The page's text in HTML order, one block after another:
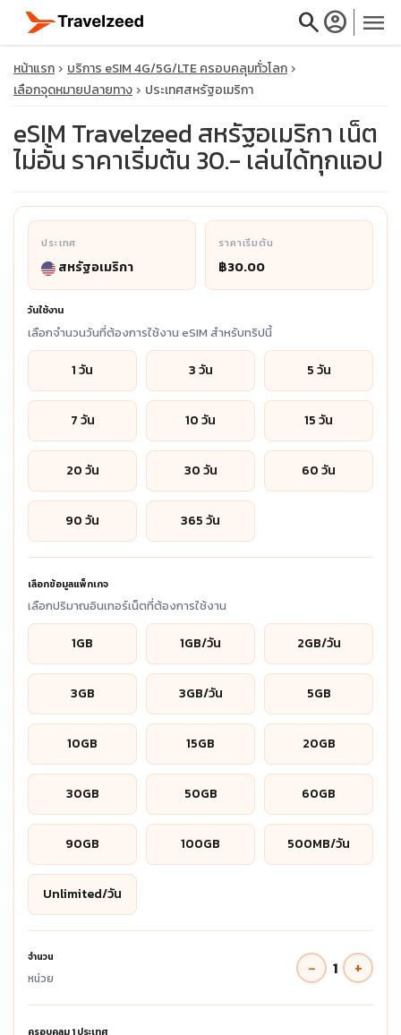
searchaccount_circle menu
close
travel_explore
calendar_month
หน้าแรก
บริการ eSIM 4G/5G/LTE ครอบคลุมทั่วโลก
เลือกจุดหมายปลายทาง
ประเทศสหรัฐอเมริกา
eSIM Travelzeed สหรัฐอเมริกา เน็ต
ไม่อั้น ราคาเริ่มต้น 30.- เล่นได้ทุกแอป
ประเทศ
สหรัฐอเมริกา
ราคาเริ่มต้น
฿30.00
วันใช้งาน
เลือกจำนวนวันที่ต้องการใช้งาน eSIM สำหรับทริปนี้
1 วัน 3 วัน 5 วัน
7 วัน 10 วัน 15 วัน
20 วัน 30 วัน 60 วัน
90 วัน 365 วัน
เลือกข้อมูลแพ็กเกจ
เลือกปริมาณอินเทอร์เน็ตที่ต้องการใช้งาน
1GB 1GB/วัน 2GB/วัน
3GB 3GB/วัน 5GB
10GB 15GB 20GB
30GB 50GB 60GB
90GB 100GB 500MB/วัน
Unlimited/วัน
จำนวน
หน่วย − 1 +
ครอบคลุม1ประเทศ